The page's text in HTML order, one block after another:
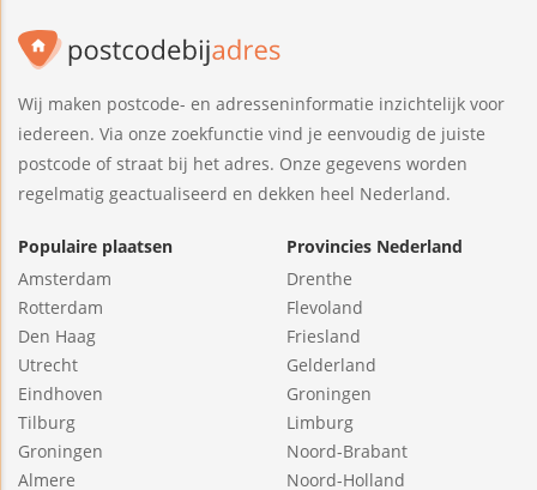
Wij maken postcode- en adresseninformatie inzichtelijk voor
iedereen. Via onze zoekfunctie vind je eenvoudig de juiste
postcode of straat bij het adres. Onze gegevens worden
regelmatig geactualiseerd en dekken heel Nederland.
Populaire plaatsen
Amsterdam
Rotterdam
Den Haag
Utrecht
Eindhoven
Tilburg
Groningen
Almere
Provincies Nederland
Drenthe
Flevoland
Friesland
Gelderland
Groningen
Limburg
Noord-Brabant
Noord-Holland